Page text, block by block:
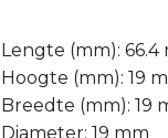
Lengte (mm): 66.4
Hoogte (mm): 19
Breedte (mm): 19
Diameter: 19 mm